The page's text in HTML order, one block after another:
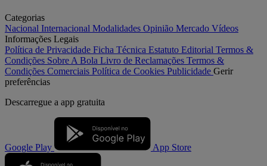
Categorias
Nacional Internacional Modalidades Opinião Mercado Vídeos
Informações Legais
Política de Privacidade Ficha Técnica Estatuto Editorial Termos &
Condições Sobre A Bola Livro de Reclamações Termos &
Condições Comerciais Política de Cookies Publicidade Gerir
preferências
Descarregue a app gratuita
Google Play App Store